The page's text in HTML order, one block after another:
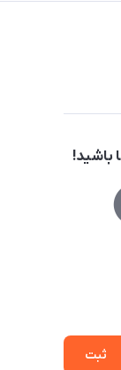
باشید!
ثبت